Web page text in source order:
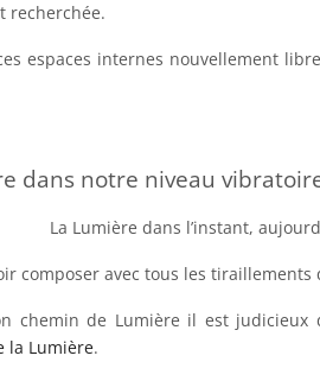
recherchée.
espaces internes nouvellement
dans notre niveau
La Lumière dans l’instant,
composer avec tous les
chemin de Lumière il est
la Lumière.